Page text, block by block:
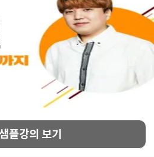
플강의 보기